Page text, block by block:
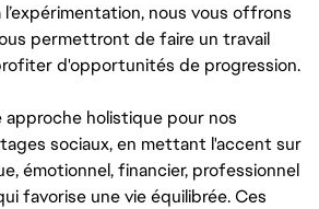
l’expérimentation, nous vous offrons
permettront de faire un travail
d'opportunités de progression.
holistique pour nos
sociaux, en mettant l'accent sur
émotionnel, financier, professionnel
favorise une vie équilibrée. Ces